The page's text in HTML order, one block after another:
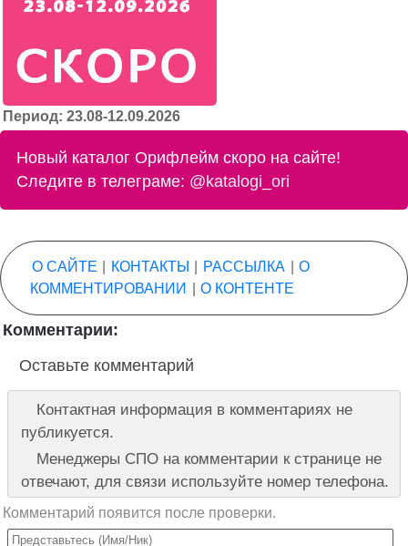
Период: 23.08-12.09.2026
Новый каталог Орифлейм скоро на сайте!
Следите в телеграме: @katalogi_ori
О САЙТЕ КОНТАКТЫ РАССЫЛКА
О
КОММЕНТИРОВАНИИ
О КОНТЕНТЕ
Комментарии:
Оставьте комментарий
Контактная информация в комментариях не
публикуется.
Менеджеры СПО на комментарии к странице не
отвечают, для связи используйте номер телефона.
Комментарий появится после проверки.